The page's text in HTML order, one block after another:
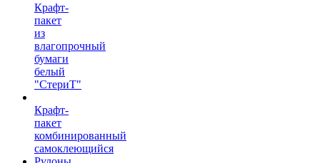
Крафт-
пакет
из
влагопрочный
бумаги
белый
"СтериТ"
Крафт-
пакет
комбинированный
самоклеющийся